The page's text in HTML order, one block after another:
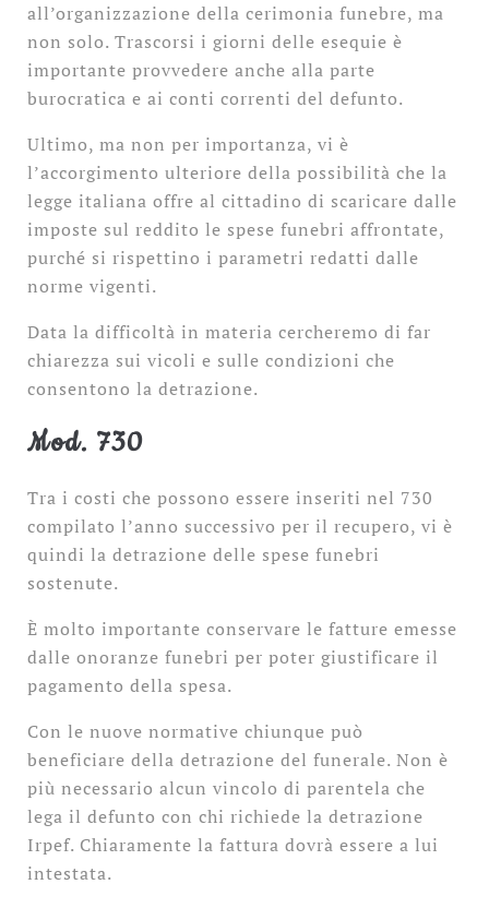
all’organizzazione della cerimonia funebre, ma
non solo. Trascorsi i giorni delle esequie è
importante provvedere anche alla parte
burocratica e ai conti correnti del defunto.
Ultimo, ma non per importanza, vi è
l’accorgimento ulteriore della possibilità che la
legge italiana offre al cittadino di scaricare dalle
imposte sul reddito le spese funebri affrontate,
purché si rispettino i parametri redatti dalle
norme vigenti.
Data la difficoltà in materia cercheremo di far
chiarezza sui vicoli e sulle condizioni che
consentono la detrazione.
Mod. 730
Tra i costi che possono essere inseriti nel 730
compilato l’anno successivo per il recupero, vi è
quindi la detrazione delle spese funebri
sostenute.
È molto importante conservare le fatture emesse
dalle onoranze funebri per poter giustificare il
pagamento della spesa.
Con le nuove normative chiunque può
beneficiare della detrazione del funerale. Non è
più necessario alcun vincolo di parentela che
lega il defunto con chi richiede la detrazione
Irpef. Chiaramente la fattura dovrà essere a lui
intestata.